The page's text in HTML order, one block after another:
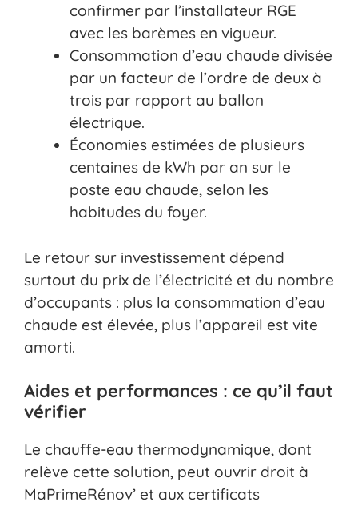
confirmer par l’installateur RGE
avec les barèmes en vigueur.
Consommation d’eau chaude divisée
par un facteur de l’ordre de deux à
trois par rapport au ballon
électrique.
Économies estimées de plusieurs
centaines de kWh par an sur le
poste eau chaude, selon les
habitudes du foyer.
Le retour sur investissement dépend
surtout du prix de l’électricité et du nombre
d’occupants : plus la consommation d’eau
chaude est élevée, plus l’appareil est vite
amorti.
Aides et performances : ce qu’il faut
vérifier
Le chauffe-eau thermodynamique, dont
relève cette solution, peut ouvrir droit à
MaPrimeRénov’ et aux certificats